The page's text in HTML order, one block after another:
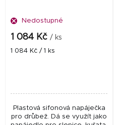
Nedostupné
1 084 Kč / ks
Měrná
1 084 Kč / 1 ks
Plastová sifonová napáječka
pro drůbež. Dá se využít jako